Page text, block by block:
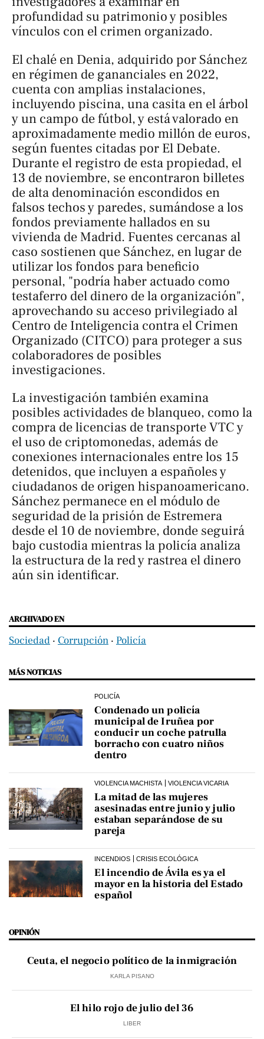
profundidad su patrimonio y posibles
vínculos con el crimen organizado.
El chalé en Denia, adquirido por Sánchez
en régimen de gananciales en 2022,
cuenta con amplias instalaciones,
incluyendo piscina, una casita en el árbol
y un campo de fútbol, y está valorado en
aproximadamente medio millón de euros,
según fuentes citadas por El Debate.
Durante el registro de esta propiedad, el
13 de noviembre, se encontraron billetes
de alta denominación escondidos en
falsos techos y paredes, sumándose a los
fondos previamente hallados en su
vivienda de Madrid. Fuentes cercanas al
caso sostienen que Sánchez, en lugar de
utilizar los fondos para beneficio
personal, "podría haber actuado como
testaferro del dinero de la organización",
aprovechando su acceso privilegiado al
Centro de Inteligencia contra el Crimen
Organizado (CITCO) para proteger a sus
colaboradores de posibles
investigaciones.
La investigación también examina
posibles actividades de blanqueo, como la
compra de licencias de transporte VTC y
el uso de criptomonedas, además de
conexiones internacionales entre los 15
detenidos, que incluyen a españoles y
ciudadanos de origen hispanoamericano.
Sánchez permanece en el módulo de
seguridad de la prisión de Estremera
desde el 10 de noviembre, donde seguirá
bajo custodia mientras la policía analiza
la estructura de la red y rastrea el dinero
aún sin identificar.
ARCHIVADO EN
Sociedad ‧ Corrupción ‧ Policía
MÁS NOTICIAS
POLICÍA
Condenado un policía
municipal de Iruñea por
conducir un coche patrulla
borracho con cuatro niños
dentro
VIOLENCIA MACHISTA VIOLENCIA VICARIA
La mitad de las mujeres
asesinadas entre junio y julio
estaban separándose de su
pareja
INCENDIOS CRISIS ECOLÓGICA
El incendio de Ávila es ya el
mayor en la historia del Estado
español
OPINIÓN
Ceuta, el negocio político de la inmigración
KARLA PISANO
El hilo rojo de julio del 36
LIBER